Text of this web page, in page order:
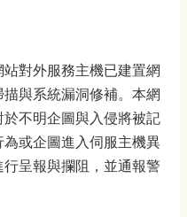
對外服務主機已建置網
與系統漏洞修補。本網
不明企圖與入侵將被記
或企圖進入伺服主機異
呈報與攔阻，並通報警